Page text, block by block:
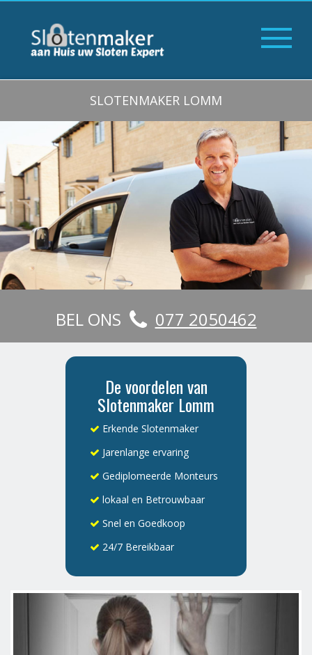
SLOTENMAKER LOMM
BEL ONS 077 2050462
De voordelen van
Slotenmaker Lomm
Erkende Slotenmaker
Jarenlange ervaring
Gediplomeerde Monteurs
lokaal en Betrouwbaar
Snel en Goedkoop
24/7 Bereikbaar